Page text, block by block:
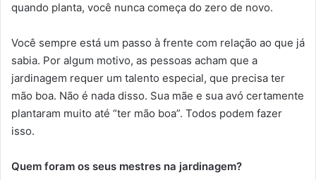
quando planta, você nunca começa do zero de novo.
Você sempre está um passo à frente com relação ao que já
sabia. Por algum motivo, as pessoas acham que a
jardinagem requer um talento especial, que precisa ter
mão boa. Não é nada disso. Sua mãe e sua avó certamente
plantaram muito até “ter mão boa”. Todos podem fazer
isso.
Quem foram os seus mestres na jardinagem?